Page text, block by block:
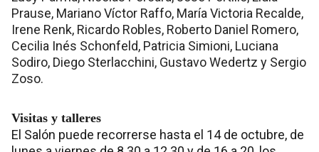
Prause, Mariano Víctor Raffo, María Victoria Recalde,
Irene Renk, Ricardo Robles, Roberto Daniel Romero,
Cecilia Inés Schonfeld, Patricia Simioni, Luciana
Sodiro, Diego Sterlacchini, Gustavo Wedertz y Sergio
Zoso.
Visitas y talleres
El Salón puede recorrerse hasta el 14 de octubre, de